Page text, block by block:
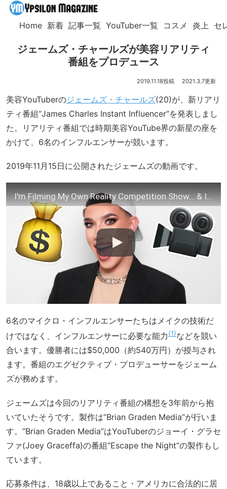
Home 新着 記事一覧 YouTuber一覧 コスメ 炎上 セ
ジェームズ・チャールズが美容リアリティ
番組をプロデュース
2019.11.18 2021.3.7
美容YouTuberのジェームズ・チャールズ(20)が、新リアリ
ティ番組“James Charles Instant Influencer”を発表しまし
た。リアリティ番組では時期美容YouTube界の新星の座を
かけて、6名のインフルエンサーが競います。
2019年11月15日に公開されたジェームズの動画です。
I'm Filming My Own Reality Competition Show… & I Want YOU To Be In It!
6名のマイクロ・インフルエンサーたちはメイクの技術だ
けではなく、インフルエンサーに必要な能力 1 などを競い
合います。優勝者には$50,000（約540万円）が授与され
ます。番組のエグゼクティブ・プロデューサーをジェーム
ズが務めます。
ジェームズは今回のリアリティ番組の構想を3年前から抱
いていたそうです。製作は“Brian Graden Media”が行いま
す。“Brian Graden Media”はYouTuberのジョーイ・グラセ
ファ(Joey Graceffa)の番組“Escape the Night”の製作もし
ています。
応募条件は、18歳以上であること・アメリカに合法的に居